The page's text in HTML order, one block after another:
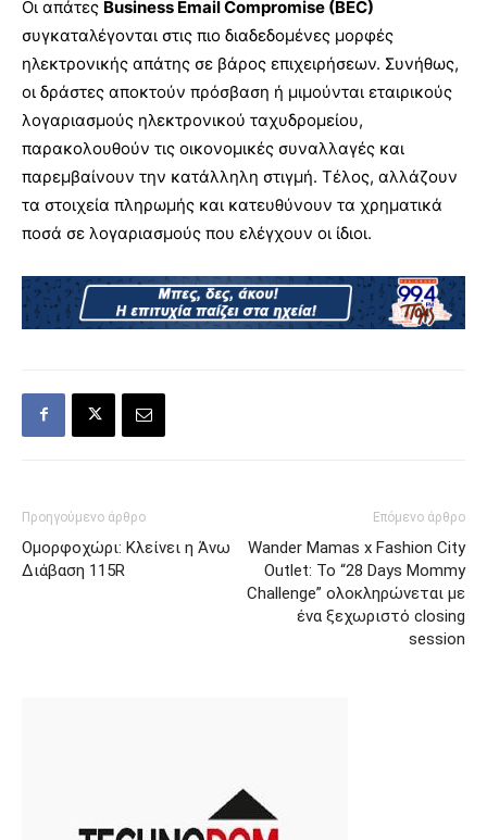
Οι απάτες Business Email Compromise (BEC)
συγκαταλέγονται στις πιο διαδεδομένες μορφές
ηλεκτρονικής απάτης σε βάρος επιχειρήσεων. Συνήθως,
οι δράστες αποκτούν πρόσβαση ή μιμούνται εταιρικούς
λογαριασμούς ηλεκτρονικού ταχυδρομείου,
παρακολουθούν τις οικονομικές συναλλαγές και
παρεμβαίνουν την κατάλληλη στιγμή. Τέλος, αλλάζουν
τα στοιχεία πληρωμής και κατευθύνουν τα χρηματικά
ποσά σε λογαριασμούς που ελέγχουν οι ίδιοι.
Προηγούμενο άρθρο
Ομορφοχώρι: Κλείνει η Άνω
Διάβαση 115R
Επόμενο άρθρο
Wander Mamas x Fashion City
Outlet: Το “28 Days Mommy
Challenge” ολοκληρώνεται με
ένα ξεχωριστό closing
session